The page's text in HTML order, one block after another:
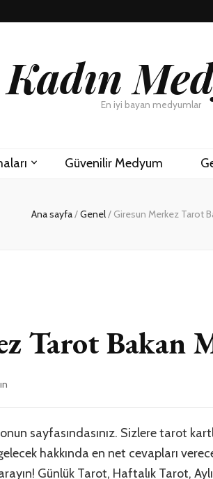
KadınEn iyi bayan medyumlar
Güvenilir Medyum
Ana sayfa/Genel/ Giresun Merkez Tarot
Tarot Bakan
sayfasındasınız. Sizlere tarot
hakkında en net cevapları
Günlük Tarot, Haftalık Tarot,